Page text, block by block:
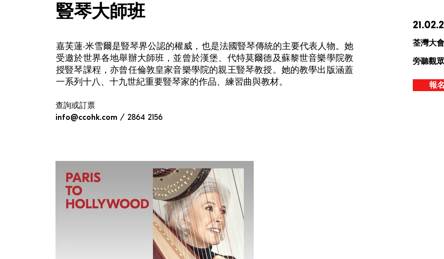
豎琴大師班
嘉芙蓮‧米雪爾是豎琴界公認的權威，也是法國豎琴傳統的主要代表人物。她
受邀於世界各地舉辦大師班，並曾於漢堡、代特莫爾德及蘇黎世音樂學院教
授豎琴課程，亦曾任倫敦皇家音樂學院的親王豎琴教授。她的教學出版涵蓋
一系列十八、十九世紀重要豎琴家的作品、練習曲與教材。
查詢或訂票
info@ccohk.com / 2864 2156
荃灣大
旁聽觀
報